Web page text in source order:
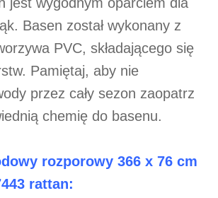
Basen został wykonany z
PVC, składającego się
Pamiętaj, aby nie
przez cały sezon zaopatrz
chemię do basenu.
rozporowy 366 x 76 cm
rattan: